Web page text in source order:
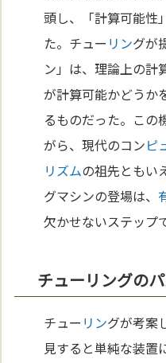
頭し、「計算可能性
た。チュー リングが
ン」は、理論上の計
が計算可能かどうか
るものだった。この
がら、現代のコンピ
リズムの祖先ともい
グマシンの登場は、
欠かせないステップ
チューリングの
チュー リングが考案
見すると単純な装置